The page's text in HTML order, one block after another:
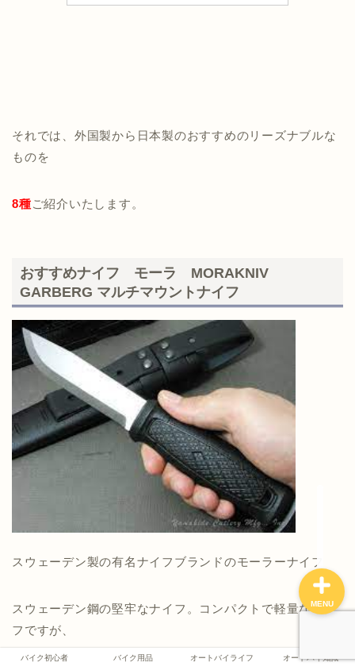
それでは、外国製から日本製のおすすめのリーズナブルな
ものを
8種ご紹介いたします。
おすすめナイフ モーラ MORAKNIV
GARBERG マルチマウントナイフ
スウェーデン製の有名ナイフブランドのモーラーナイフ
スウェーデン鋼の堅牢なナイフ。コンパクトで軽量なナイ
フですが、
バイク初心者 バイク用品 オートバイライフ オートバイ知識
MENU
バイク初心者
バイク用品
オートバイライフ
オートバイ知識